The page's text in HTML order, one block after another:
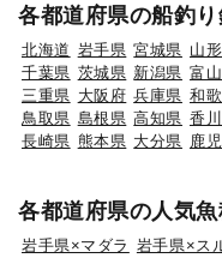
各都道府県の船釣
北海道 岩手県 宮城県 山
千葉県 茨城県 新潟県 富
三重県 大阪府 兵庫県 和
鳥取県 島根県 高知県 香
長崎県 熊本県 大分県 鹿
各都道府県の人気
岩手県×マダラ 岩手県×ス